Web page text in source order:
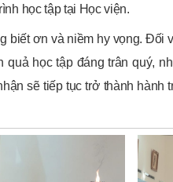
học tập tại Học viện.
biết ơn và niềm hy vọng.
quả học tập đáng trân quý,
sẽ tiếp tục trở thành